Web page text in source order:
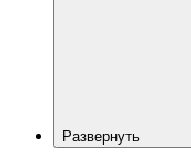
Развернуть